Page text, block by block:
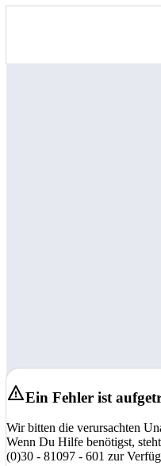
Ein Fehler ist
Wir bitten die verursachten
Wenn Du Hilfe benötigst,
(0)30 - 81097 - 601 zur